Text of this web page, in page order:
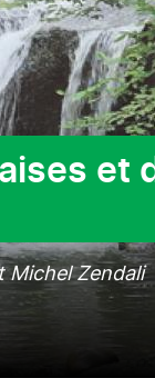
et
Michel Zendali